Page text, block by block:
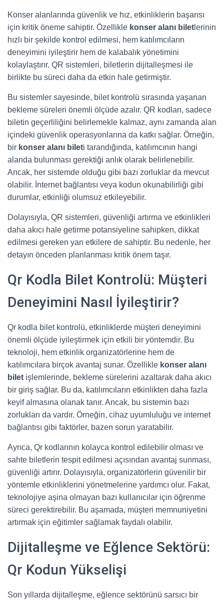
Konser alanlarında güvenlik ve hız, etkinliklerin başarısı
için kritik öneme sahiptir. Özellikle konser alanı bilet lerinin
hızlı bir şekilde kontrol edilmesi, hem katılımcıların
deneyimini iyileştirir hem de kalabalık yönetimini
kolaylaştırır. QR sistemleri, biletlerin dijitalleşmesi ile
birlikte bu süreci daha da etkin hale getirmiştir.
Bu sistemler sayesinde, bilet kontrolü sırasında yaşanan
bekleme süreleri önemli ölçüde azalır. QR kodları, sadece
biletin geçerliliğini belirlemekle kalmaz, aynı zamanda alan
içindeki güvenlik operasyonlarına da katkı sağlar. Örneğin,
bir konser alanı bileti tarandığında, katılımcının hangi
alanda bulunması gerektiği anlık olarak belirlenebilir.
Ancak, her sistemde olduğu gibi bazı zorluklar da mevcut
olabilir. İnternet bağlantısı veya kodun okunabilirliği gibi
durumlar, etkinliği olumsuz etkileyebilir.
Dolayısıyla, QR sistemleri, güvenliği artırma ve etkinlikleri
daha akıcı hale getirme potansiyeline sahipken, dikkat
edilmesi gereken yan etkilere de sahiptir. Bu nedenle, her
detayın önceden planlanması kritik önem taşır.
Qr Kodla Bilet Kontrolü: Müşteri
Deneyimini Nasıl İyileştirir?
Qr kodla bilet kontrolü, etkinliklerde müşteri deneyimini
önemli ölçüde iyileştirmek için etkili bir yöntemdir. Bu
teknoloji, hem etkinlik organizatörlerine hem de
katılımcılara birçok avantaj sunar. Özellikle konser alanı
bilet işlemlerinde, bekleme sürelerini azaltarak daha akıcı
bir giriş sağlar. Bu da, katılımcıların etkinlikten daha fazla
keyif almasına olanak tanır. Ancak, bu sistemin bazı
zorlukları da vardır. Örneğin, cihaz uyumluluğu ve internet
bağlantısı gibi faktörler, bazen sorun yaratabilir.
Ayrıca, Qr kodlarının kolayca kontrol edilebilir olması ve
sahte biletlerin tespit edilmesi açısından avantaj sunması,
güvenliği artırır. Dolayısıyla, organizatörlerin güvenilir bir
yöntemle etkinliklerini yönetmelerine yardımcı olur. Fakat,
teknolojiye aşina olmayan bazı kullanıcılar için öğrenme
süreci gerektirebilir. Bu aşamada, müşteri memnuniyetini
artırmak için eğitimler sağlamak faydalı olabilir.
Dijitalleşme ve Eğlence Sektörü:
Qr Kodun Yükselişi
Son yıllarda dijitalleşme, eğlence sektörünü sarsıcı bir